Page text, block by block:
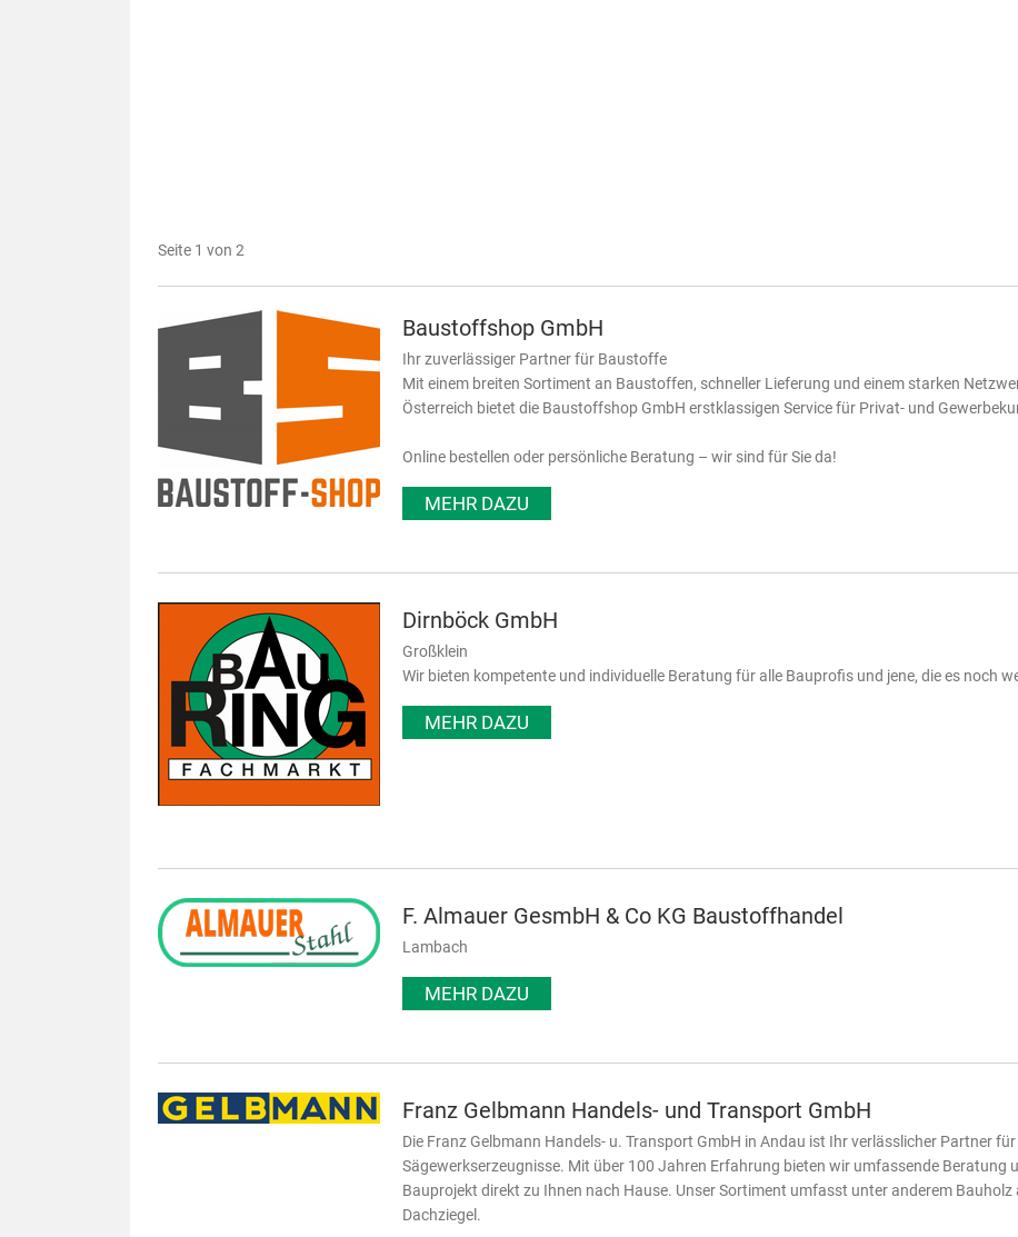
Seite 1 von 2
Baustoffshop GmbH
Ihr zuverlässiger Partner für Baustoffe
Mit einem breiten Sortiment an Baustoffen, schneller Lieferung und einem starken
Österreich bietet die Baustoffshop GmbH erstklassigen Service für Privat- und
Online bestellen oder persönliche Beratung – wir sind für Sie da!
MEHR DAZU
Dirnböck GmbH
Großklein
Wir bieten kompetente und individuelle Beratung für alle Bauprofis und jene, die es noch
MEHR DAZU
F. Almauer GesmbH & Co KG Baustoffhandel
Lambach
MEHR DAZU
Franz Gelbmann Handels- und Transport GmbH
Die Franz Gelbmann Handels- u. Transport GmbH in Andau ist Ihr verlässlicher Partner
Sägewerkserzeugnisse. Mit über 100 Jahren Erfahrung bieten wir umfassende Beratung
Bauprojekt direkt zu Ihnen nach Hause. Unser Sortiment umfasst unter anderem
Dachziegel.